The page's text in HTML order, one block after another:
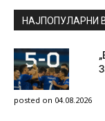
НАЈПОПУЛАРНИ
posted on 04.08.2026